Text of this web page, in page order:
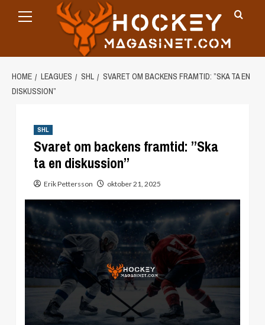
Menu
HOME LEAGUES SHL
SVARET OM BACKENS FRAMTID: ”SKA TA EN
DISKUSSION”
SHL
Svaret om backens framtid: ”Ska
ta en diskussion”
Erik Pettersson oktober 21, 2025